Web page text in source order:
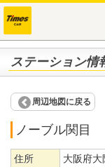
ステーション情
周辺地図に戻る
ノーブル関目
住所 大阪府